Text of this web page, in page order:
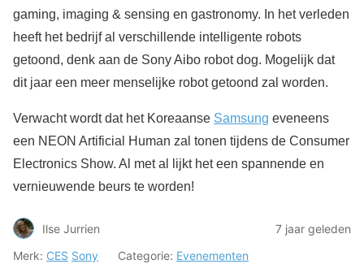
gaming, imaging & sensing en gastronomy. In het verleden
heeft het bedrijf al verschillende intelligente robots
getoond, denk aan de Sony Aibo robot dog. Mogelijk dat
dit jaar een meer menselijke robot getoond zal worden.
Verwacht wordt dat het Koreaanse Samsung eveneens
een NEON Artificial Human zal tonen tijdens de Consumer
Electronics Show. Al met al lijkt het een spannende en
vernieuwende beurs te worden!
Ilse Jurrien
7 jaar geleden
Merk: CES Sony Categorie: Evenementen